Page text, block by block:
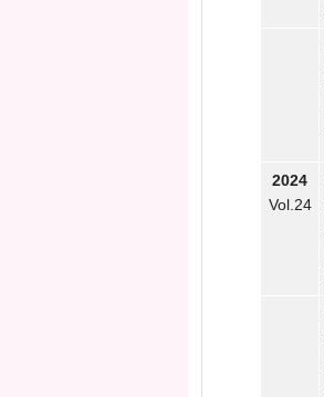
2024
Vol.24